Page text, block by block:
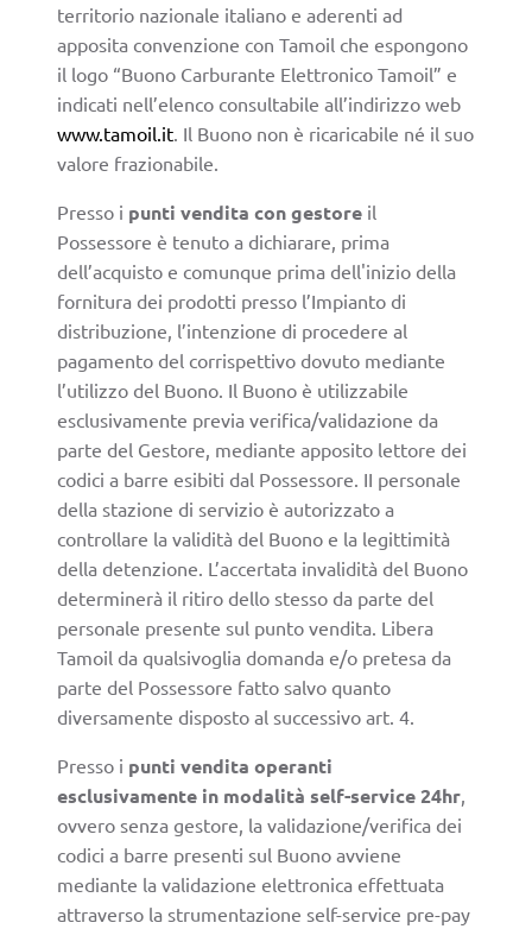
territorio nazionale italiano e aderenti ad
apposita convenzione con Tamoil che espongono
il logo “Buono Carburante Elettronico Tamoil” e
indicati nell’elenco consultabile all’indirizzo web
www.tamoil.it . Il Buono non è ricaricabile né il suo
valore frazionabile.
Presso i punti vendita con gestore il
Possessore è tenuto a dichiarare, prima
dell’acquisto e comunque prima dell'inizio della
fornitura dei prodotti presso l’Impianto di
distribuzione, l’intenzione di procedere al
pagamento del corrispettivo dovuto mediante
l’utilizzo del Buono. Il Buono è utilizzabile
esclusivamente previa verifica/validazione da
parte del Gestore, mediante apposito lettore dei
codici a barre esibiti dal Possessore. II personale
della stazione di servizio è autorizzato a
controllare la validità del Buono e la legittimità
della detenzione. L’accertata invalidità del Buono
determinerà il ritiro dello stesso da parte del
personale presente sul punto vendita. Libera
Tamoil da qualsivoglia domanda e/o pretesa da
parte del Possessore fatto salvo quanto
diversamente disposto al successivo art. 4.
Presso i punti vendita operanti
esclusivamente in modalità self-service 24hr
ovvero senza gestore, la validazione/verifica dei
codici a barre presenti sul Buono avviene
mediante la validazione elettronica effettuata
attraverso la strumentazione self-service pre-pay